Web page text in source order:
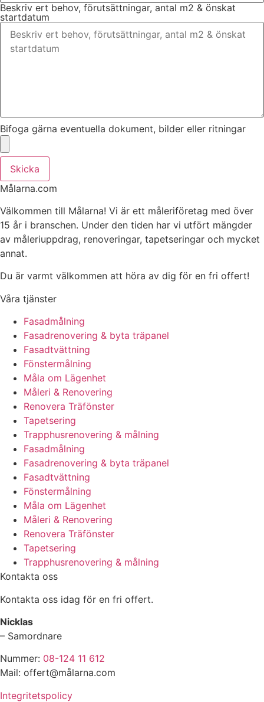
Beskriv ert behov, förutsättningar, antal m2 & önskat
startdatum
Bifoga gärna eventuella dokument, bilder eller ritningar
Skicka
Målarna.com
Välkommen till Målarna! Vi är ett måleriföretag med över
15 år i branschen. Under den tiden har vi utfört mängder
av måleriuppdrag, renoveringar, tapetseringar och mycket
annat.
Du är varmt välkommen att höra av dig för en fri offert!
Våra tjänster
Fasadmålning
Fasadrenovering & byta träpanel
Fasadtvättning
Fönstermålning
Måla om Lägenhet
Måleri & Renovering
Renovera Träfönster
Tapetsering
Trapphusrenovering & målning
Fasadmålning
Fasadrenovering & byta träpanel
Fasadtvättning
Fönstermålning
Måla om Lägenhet
Måleri & Renovering
Renovera Träfönster
Tapetsering
Trapphusrenovering & målning
Kontakta oss
Kontakta oss idag för en fri offert.
Nicklas
– Samordnare
Nummer: 08-124 11 612
Mail: offert@målarna.com
Integritetspolicy